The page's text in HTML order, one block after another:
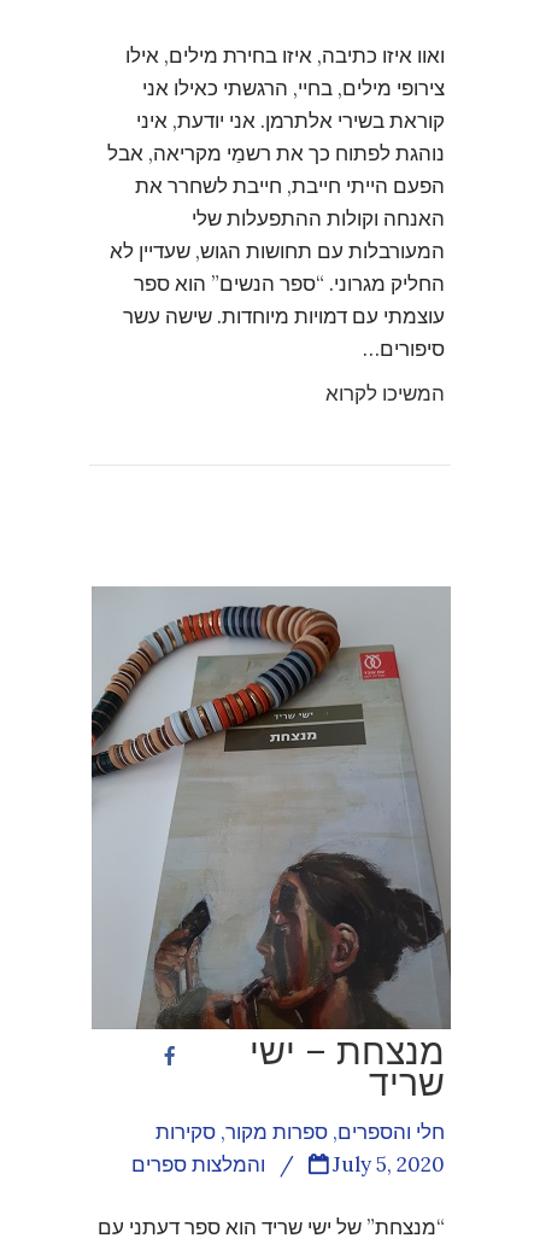
ואוו איזו כתיבה, איזו בחירת מילים, אילו
צירופי מילים, בחיי, הרגשתי כאילו אני
קוראת בשירי אלתרמן. אני יודעת, איני
נוהגת לפתוח כך את רשמַי מקריאה, אבל
הפעם הייתי חייבת, חייבת לשחרר את
האנחה וקולות ההתפעלות שלי
המעורבלות עם תחושות הגוש, שעדיין לא
החליק מגרוני. “ספר הנשים” הוא ספר
עוצמתי עם דמויות מיוחדות. שישה עשר
סיפורים…
המשיכו לקרוא
מנצחת – ישי
שריד
חלי והספרים, ספרות מקור, סקירות
והמלצות ספרים
/ July 5, 2020
“מנצחת” של ישי שריד הוא ספר דעתני עם